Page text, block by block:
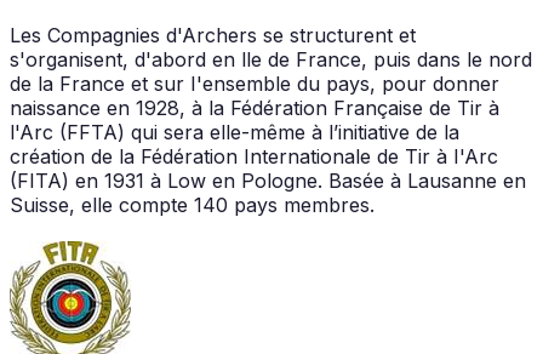
Les Compagnies d'Archers se structurent et
s'organisent, d'abord en lle de France, puis dans le nord
de la France et sur I'ensemble du pays, pour donner
naissance en 1928, à la Fédération Française de Tir à
l'Arc (FFTA) qui sera elle-même à l’initiative de la
création de la Fédération Internationale de Tir à I'Arc
(FITA) en 1931 à Low en Pologne. Basée à Lausanne en
Suisse, elle compte 140 pays membres.